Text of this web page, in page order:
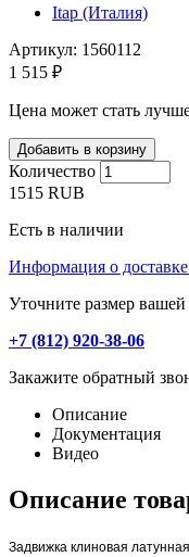
Itap (Италия)
Артикул: 1560112
1 515 ₽
Цена может стать
Количество
1515 RUB
Есть в наличии
Информация о
Уточните размер
+7 (812) 920-38-06
Закажите обратный
Описание
Документация
Видео
Описание
Задвижка клиновая